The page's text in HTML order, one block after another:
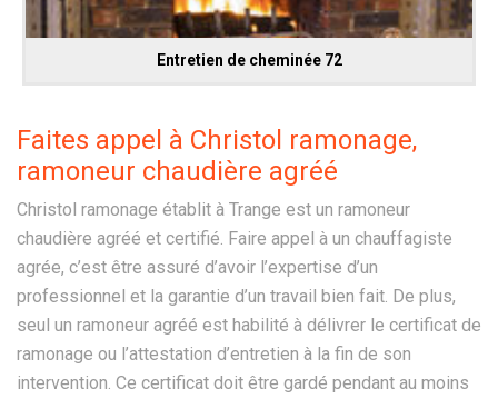
Entretien de cheminée 72
Faites appel à Christol ramonage,
ramoneur chaudière agréé
Christol ramonage établit à Trange est un ramoneur
chaudière agréé et certifié. Faire appel à un chauffagiste
agrée, c’est être assuré d’avoir l’expertise d’un
professionnel et la garantie d’un travail bien fait. De plus,
seul un ramoneur agréé est habilité à délivrer le certificat de
ramonage ou l’attestation d’entretien à la fin de son
intervention. Ce certificat doit être gardé pendant au moins